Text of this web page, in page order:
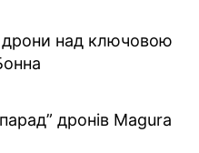
дрони над ключовою
дронів Magura